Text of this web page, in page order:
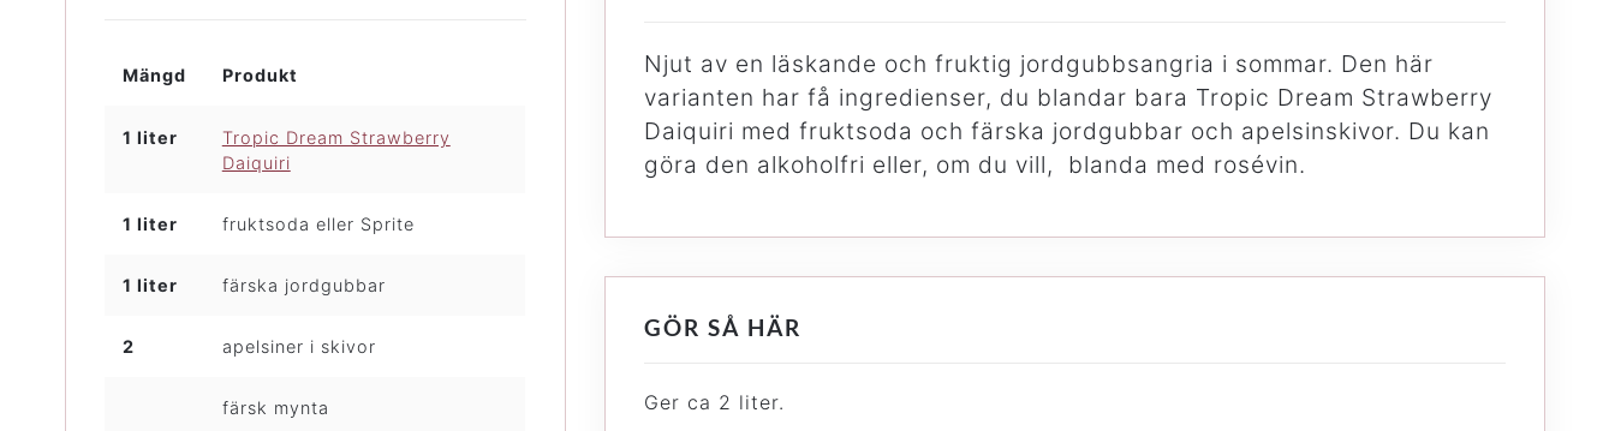
Mängd Produkt
1 liter
Tropic Dream Strawberry
Daiquiri
1 liter fruktsoda eller Sprite
1 liter färska jordgubbar
2 apelsiner i skivor
färsk mynta
Njut av en läskande och fruktig jordgubbsangria i sommar. Den här
varianten har få ingredienser, du blandar bara Tropic Dream Strawberry
Daiquiri med fruktsoda och färska jordgubbar och apelsinskivor. Du kan
göra den alkoholfri eller, om du vill, blanda med rosévin.
GÖR SÅ HÄR
Ger ca 2 liter.